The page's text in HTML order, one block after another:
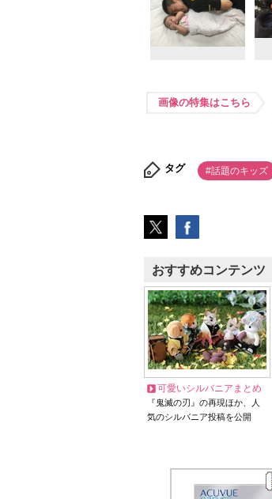
画像の特集はこちら
タグ #話題のキッズ
おすすめコンテンツ
可愛いシルバニアまとめ
『鬼滅の刃』の再現ほか、人
気のシルバニア投稿を公開